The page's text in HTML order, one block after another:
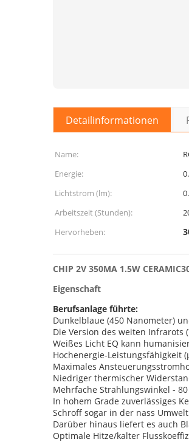
Detailinformationen
Name:
Energie:
Lichtstrom (lm):
Arbeitszeit (Stunden):
Hervorheben:
CHIP 2V 350MA 1.5W
Eigenschaft
Berufsanlage führte:
Dunkelblaue (450 Nanometer)
Die Version des weiten Infrarots
Weißes Licht EQ kann
Hochenergie-Leistungsfähigkeit
Maximales
Niedriger thermischer
Mehrfache Strahlungswinkel -
In hohem Grade zuverlässiges
Schroff sogar in der nass Umwelt
Darüber hinaus liefert es auch
Optimale Hitze/kalter